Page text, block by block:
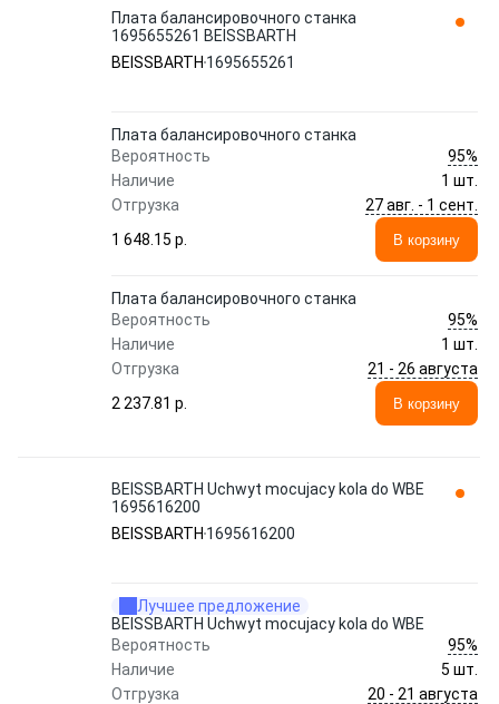
Плата балансировочного станка
1695655261 BEISSBARTH
BEISSBARTH 1695655261
Плата балансировочного станка
Вероятность
95%
Наличие
1 шт.
Отгрузка
27 авг. - 1 сент.
1 648.15 p.
В корзину
Плата балансировочного станка
Вероятность
95%
Наличие
1 шт.
Отгрузка
21 - 26 августа
2 237.81 p.
В корзину
BEISSBARTH Uchwyt mocujacy kola do WBE
1695616200
BEISSBARTH 1695616200
Лучшее предложение
BEISSBARTH Uchwyt mocujacy kola do WBE
Вероятность
95%
Наличие
5 шт.
Отгрузка
20 - 21 августа